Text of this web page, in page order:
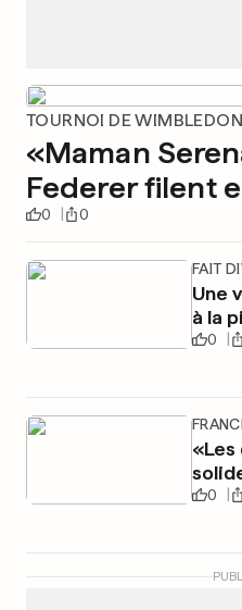
TOURNOI DE WIMBLEDON
«Maman
Federer filent
0 0
FAIT
Une
à la
0
«Les
0